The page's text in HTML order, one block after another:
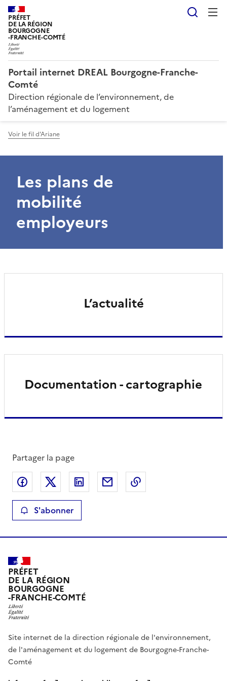
PRÉFET
DE LA RÉGION
BOURGOGNE
-FRANCHE-COMTÉ
Portail internet DREAL Bourgogne-Franche-
Comté
Direction régionale de l’environnement, de
l’aménagement et du logement
Voir le fil d'Ariane
Les plans de
mobilité
employeurs
L’actualité
Documentation - cartographie
Partager la page
Partager sur Facebook
Partager sur XPartager sur LinkedIn
Partager par email
S'abonner
PRÉFET
DE LA RÉGION
BOURGOGNE
-FRANCHE-COMTÉ
Site internet de la direction régionale de l'environnement,
de l'aménagement et du logement de Bourgogne-Franche-
Comté